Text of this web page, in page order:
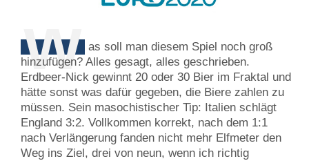
W as soll man diesem Spiel noch groß
hinzufügen? Alles gesagt, alles geschrieben.
Erdbeer-Nick gewinnt 20 oder 30 Bier im Fraktal und
hätte sonst was dafür gegeben, die Biere zahlen zu
müssen. Sein masochistischer Tip: Italien schlägt
England 3:2. Vollkommen korrekt, nach dem 1:1
nach Verlängerung fanden nicht mehr Elfmeter den
Weg ins Ziel, drei von neun, wenn ich richtig